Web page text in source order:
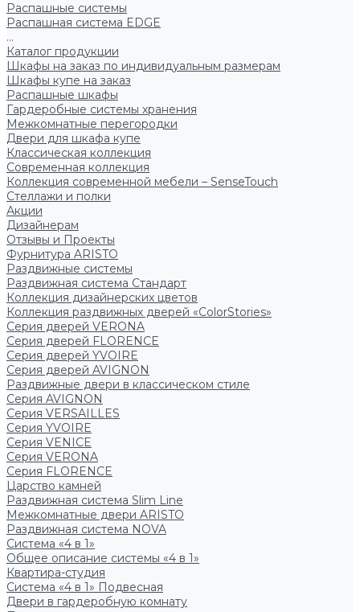
Распашные системы
Распашная система EDGE
...
Каталог продукции
Шкафы на заказ по индивидуальным размерам
Шкафы купе на заказ
Распашные шкафы
Гардеробные системы хранения
Межкомнатные перегородки
Двери для шкафа купе
Классическая коллекция
Современная коллекция
Коллекция современной мебели – SenseTouch
Стеллажи и полки
Акции
Дизайнерам
Отзывы и Проекты
Фурнитура ARISTO
Раздвижные системы
Раздвижная система Стандарт
Коллекция дизайнерских цветов
Коллекция раздвижных дверей «ColorStories»
Серия дверей VERONA
Серия дверей FLORENCE
Серия дверей YVOIRE
Серия дверей AVIGNON
Раздвижные двери в классическом стиле
Серия AVIGNON
Серия VERSAILLES
Серия YVOIRE
Серия VENICE
Серия VERONA
Серия FLORENCE
Царство камней
Раздвижная система Slim Line
Межкомнатные двери ARISTO
Раздвижная система NOVA
Система «4 в 1»
Общее описание системы «4 в 1»
Квартира-студия
Система «4 в 1» Подвесная
Двери в гардеробную комнату